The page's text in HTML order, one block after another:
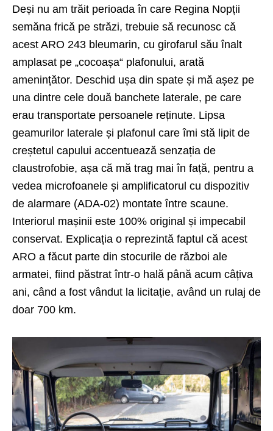
Deși nu am trăit perioada în care Regina Nopții
semăna frică pe străzi, trebuie să recunosc că
acest ARO 243 bleumarin, cu girofarul său înalt
amplasat pe „cocoașa“ plafonului, arată
amenințător. Deschid ușa din spate și mă așez pe
una dintre cele două banchete laterale, pe care
erau transportate persoanele reținute. Lipsa
geamurilor laterale și plafonul care îmi stă lipit de
creștetul capului accentuează senzația de
claustrofobie, așa că mă trag mai în față, pentru a
vedea microfoanele și amplificatorul cu dispozitiv
de alarmare (ADA-02) montate între scaune.
Interiorul mașinii este 100% original și impecabil
conservat. Explicația o reprezintă faptul că acest
ARO a făcut parte din stocurile de război ale
armatei, fiind păstrat într-o hală până acum câțiva
ani, când a fost vândut la licitație, având un rulaj de
doar 700 km.